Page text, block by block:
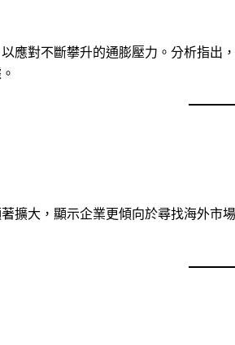
應對不斷攀升的通膨壓力。分析指
擴大，顯示企業更傾向於尋找海外